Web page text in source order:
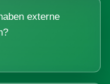
externe